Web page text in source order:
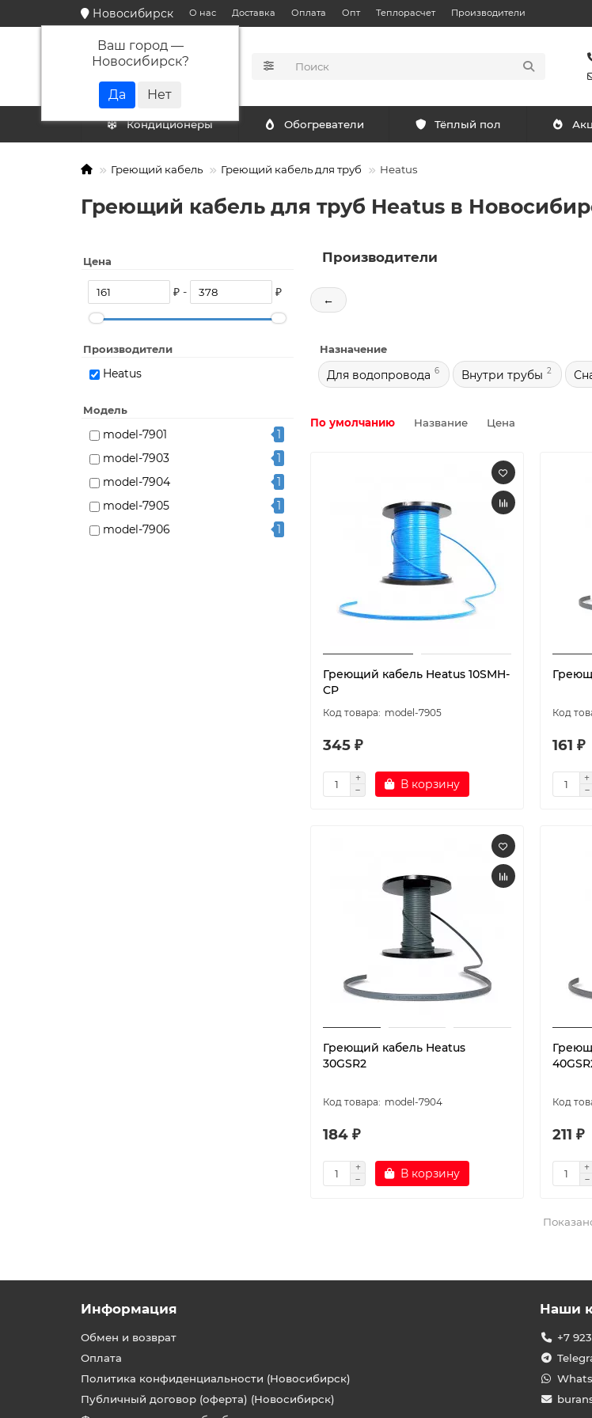
Новосибирск
Ваш город —
Новосибирск?
О нас Доставка Оплата Опт Теплорасчет Производители
КАТАЛОГ
Кондиционеры Обогреватели Тёплый пол
Греющий кабель Греющий кабель для труб Heatus
Греющий кабель для труб Heatus в
Цена
₽ - ₽
Производители
Heatus
Модель
model-7901
1
model-7903
1
model-7904
1
model-7905
1
model-7906
1
Производители
←
Назначение
Для водопровода 6 Внутри трубы 2
По умолчанию Название Цена
Греющий кабель Heatus 10SMH-
CP
model-7905
345 ₽
В корзину
161 ₽
Греющий кабель Heatus
30GSR2
model-7904
184 ₽
В корзину
211 ₽
Информация
Обмен и возврат
Оплата
Политика конфиденциальности (Новосибирск)
Публичный договор (оферта) (Новосибирск)
Наши
+7